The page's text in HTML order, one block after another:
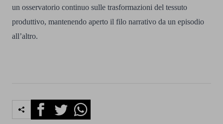
un osservatorio continuo sulle trasformazioni del tessuto
produttivo, mantenendo aperto il filo narrativo da un episodio
all’altro.
FacebookTwitterWhatsapp